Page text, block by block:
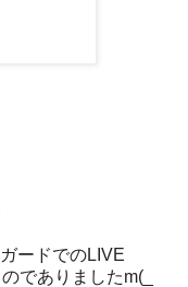
ードでのLIVE
でありましたm(_